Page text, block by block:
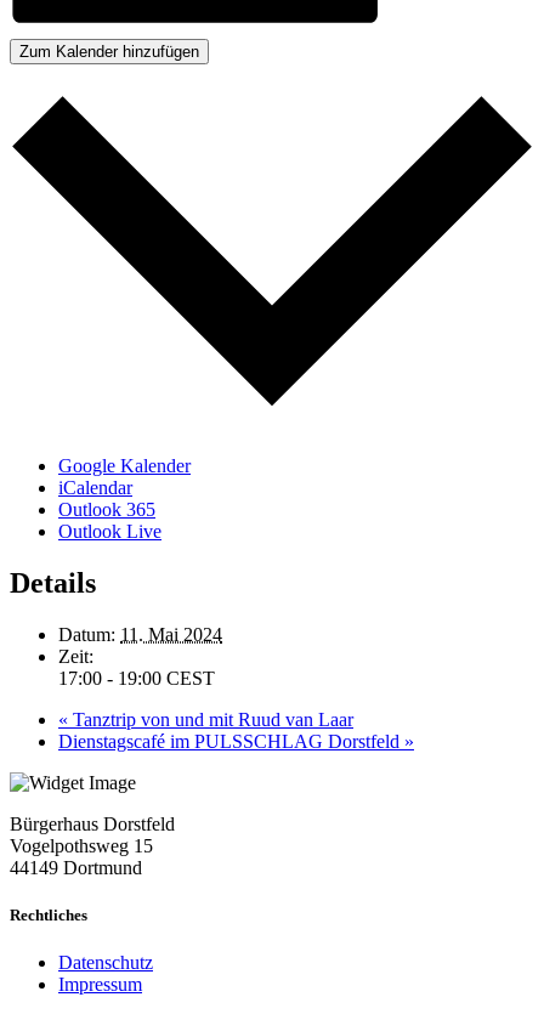
Zum Kalender hinzufügen
Google Kalender
iCalendar
Outlook 365
Outlook Live
Details
Datum: 11. Mai 2024
Zeit:
17:00 - 19:00 CEST
« Tanztrip von und mit Ruud van Laar
Dienstagscafé im PULSSCHLAG Dorstfeld »
Bürgerhaus Dorstfeld
Vogelpothsweg 15
44149 Dortmund
Rechtliches
Datenschutz
Impressum